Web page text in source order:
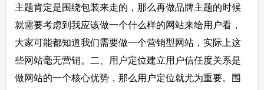
主题肯定是围绕包装来走的，那么再做品牌主题的时候
就需要考虑到我应该做一个什么样的网站来给用户看，
大家可能都知道我们需要做一个营销型网站，实际上这
些网站毫无营销。二、用户定位建立用户信任度关系是
做网站的一个核心优势，那么用户定位就尤为重要。围